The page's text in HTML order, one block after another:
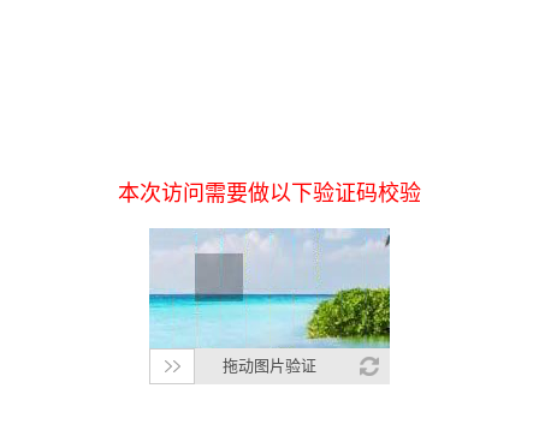
本次访问需要做以下验证码校验
拖动图片验证